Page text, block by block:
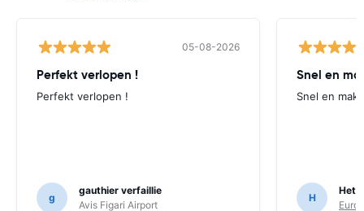
05-08-2026
Perfekt verlopen !
Perfekt verlopen !
g
gauthier verfaillie
Avis Figari Airport
Snel en
Snel en
H